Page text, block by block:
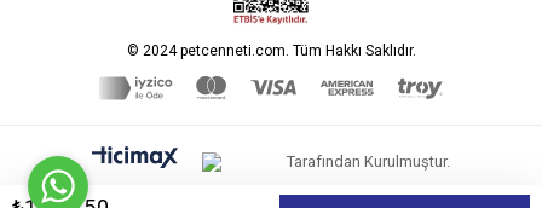
© 2024 petcenneti.com. Tüm Hakkı Saklıdır.
Tarafından Kurulmuştur.